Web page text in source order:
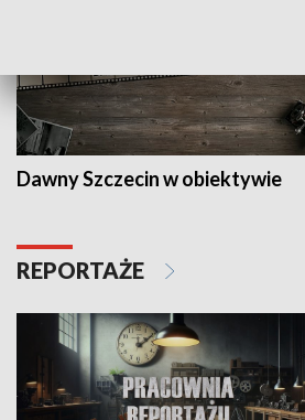
Dawny Szczecin w obiektywie
REPORTAŻE